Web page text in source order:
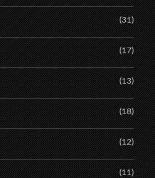
(31)
(17)
(13)
(18)
(12)
(11)